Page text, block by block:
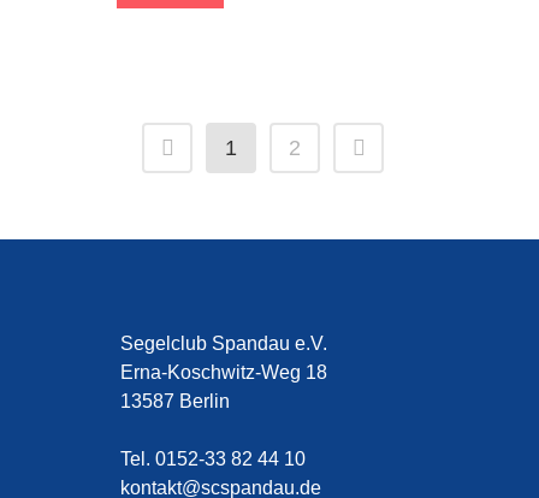
1 2
Segelclub Spandau e.V.
Erna-Koschwitz-Weg 18
13587 Berlin
Tel. 0152-33 82 44 10
kontakt@scspandau.de